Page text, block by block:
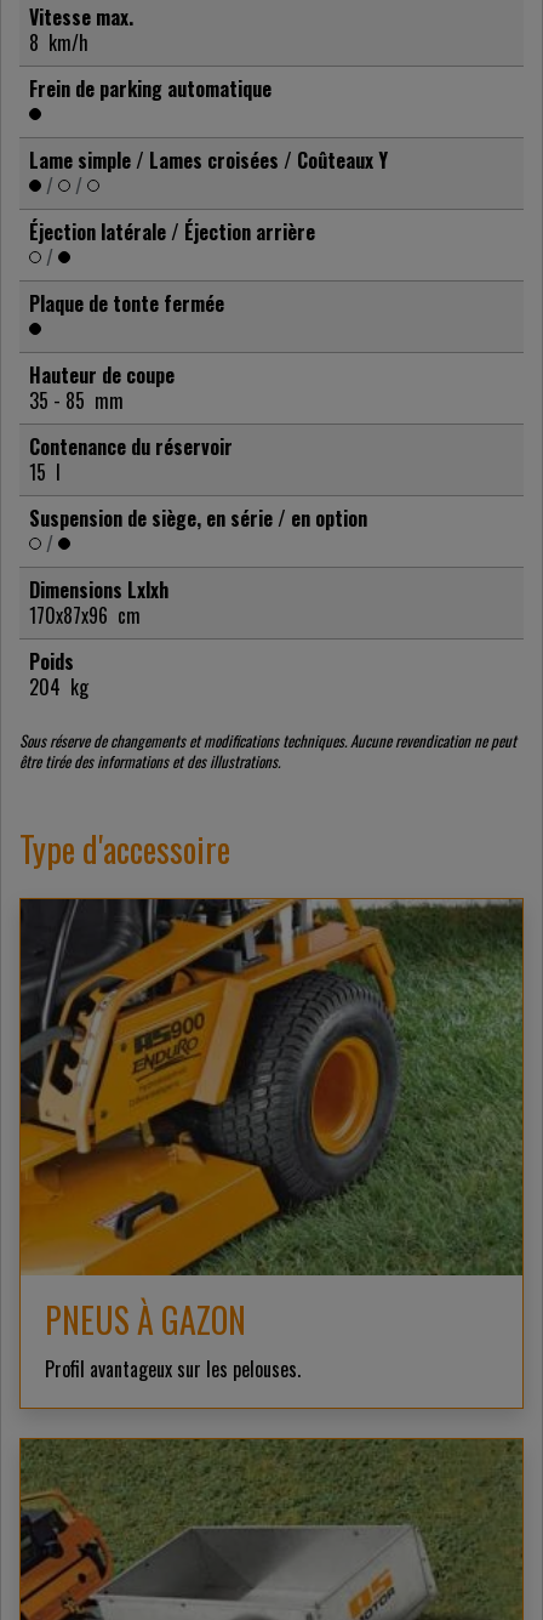
Vitesse max.
8 km/h
Frein de parking automatique
Lame simple / Lames croisées / Coûteaux Y
/
/
Éjection latérale / Éjection arrière
/
Plaque de tonte fermée
Hauteur de coupe
35 - 85 mm
Contenance du réservoir
15 l
Suspension de siège, en série / en option
/
Dimensions Lxlxh
170x87x96 cm
Poids
204 kg
Sous réserve de changements et modifications techniques. Aucune revendication ne peut
être tirée des informations et des illustrations.
Type d'accessoire
PNEUS À GAZON
Profil avantageux sur les pelouses.